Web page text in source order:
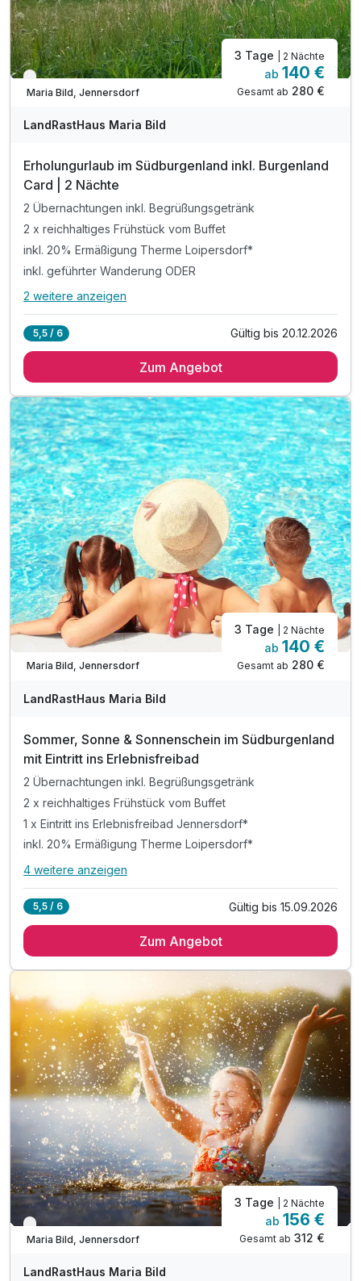
Verfügbar bis Dezember
Maria Bild, Jennersdorf
3 Tage | 2 Nächte
ab 140 €
Gesamt ab 280 €
LandRastHaus Maria Bild
Erholungurlaub im Südburgenland inkl. Burgenland
Card | 2 Nächte
2 Übernachtungen inkl. Begrüßungsgetränk
2 x reichhaltiges Frühstück vom Buffet
inkl. 20% Ermäßigung Therme Loipersdorf*
inkl. geführter Wanderung ODER
Alle Inklusivleistungen
2 x reichhaltiges Frühstück vom Buffet
inkl. geführter Wanderung ODER
1 Einheit: Embodiment-Core Training mit Marion**
inkl. Burgenland Card für zahlreiche Ermäßigungen
2 weitere anzeigen
5,5 / 6 Gültig bis 20.12.2026
Zum Angebot
Nur noch bis September
Maria Bild, Jennersdorf
3 Tage | 2 Nächte
ab 140 €
Gesamt ab 280 €
LandRastHaus Maria Bild
Sommer, Sonne & Sonnenschein im Südburgenland
mit Eintritt ins Erlebnisfreibad
2 Übernachtungen inkl. Begrüßungsgetränk
2 x reichhaltiges Frühstück vom Buffet
1 x Eintritt ins Erlebnisfreibad Jennersdorf*
inkl. 20% Ermäßigung Therme Loipersdorf*
Alle Inklusivleistungen
2 x reichhaltiges Frühstück vom Buffet
inkl. 20% Ermäßigung Therme Loipersdorf*
inkl. geführter Wanderung ODER
1 Einheit: Embodiment-Core Training mit Marion**
inkl. Burgenland Card für zahlreiche Ermäßigungen
* mit der Burgenland Card
4 weitere anzeigen
5,5 / 6 Gültig bis 15.09.2026
Zum Angebot
Verfügbar bis Dezember
Maria Bild, Jennersdorf
3 Tage | 2 Nächte
ab 156 €
Gesamt ab 312 €
LandRastHaus Maria Bild